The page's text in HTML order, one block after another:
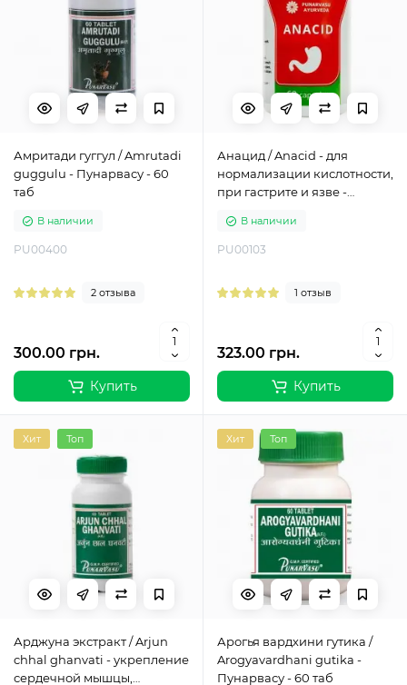
Амритади гуггул / Amrutadi
guggulu - Пунарвасу - 60
таб
В наличии
PU00400
2 отзыва
300.00 грн.
Купить
Анацид / Anacid - для
нормализации кислотности,
при гастрите и язве -
В наличии
PU00103
1 отзыв
323.00 грн.
Купить
Хит Топ
Арджуна экстракт / Arjun
chhal ghanvati - укрепление
сердечной мышцы,
Хит Топ
Арогья вардхини гутика /
Arogyavardhani gutika -
Пунарвасу - 60 таб